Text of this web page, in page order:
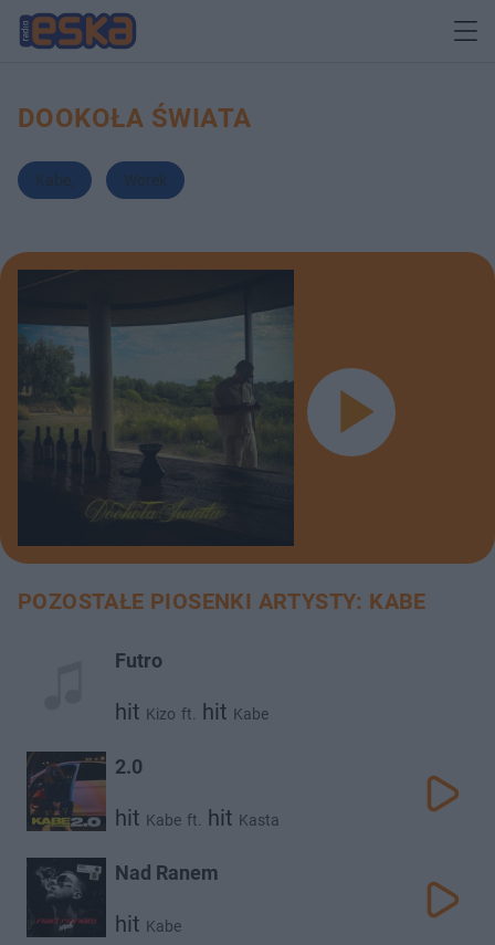
DOOKOŁA ŚWIATA
Kabe Worek
POZOSTAŁE PIOSENKI ARTYSTY: KABE
Futro
hit Kizo ft. hit Kabe
2.0
hit Kabe ft. hit Kasta
Nad Ranem
hit Kabe